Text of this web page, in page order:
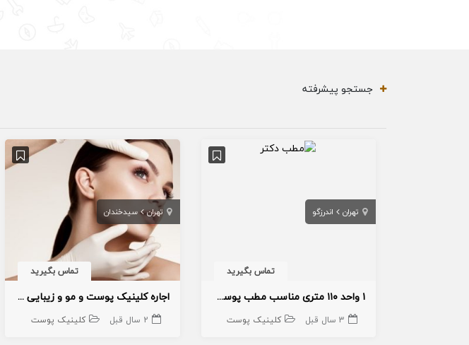
جستجو پیشرفته
تهران اندرزگو
تماس بگیرید
۱ واحد ۱۱۰ متری مناسب مطب پوست و مو دیزاین شده در اندرزگو
3 سال قبل کلینیک پوست
تهران سیدخندان
تماس بگیرید
اجاره کلینیک پوست و مو و زیبایی در سیدخندان
2 سال قبل کلینیک پوست